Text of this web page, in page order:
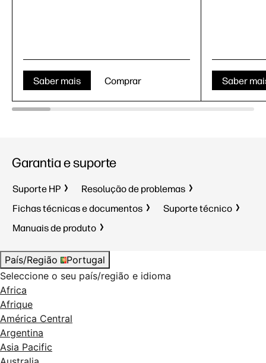
Saber mais Comprar Saber
Garantia e suporte
Suporte HP
Resolução de problemas
Fichas técnicas e documentos
Suporte técnico
Manuais de produto
País/Região
Portugal
Seleccione o seu país/região e idioma
Africa
Afrique
América Central
Argentina
Asia Pacific